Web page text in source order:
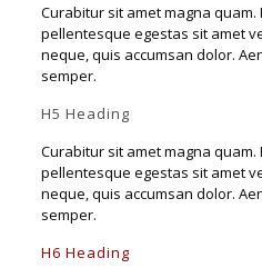
Curabitur sit amet magna
pellentesque egestas sit amet
neque, quis accumsan dolor.
semper.
H5 Heading
Curabitur sit amet magna
pellentesque egestas sit amet
neque, quis accumsan dolor.
semper.
H6 Heading